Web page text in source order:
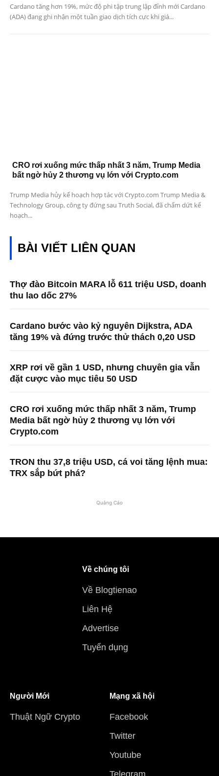
Cardano tăng hơn 19%, mức độ phi tập trung lập đỉnh mới Cardano
(ADA) đang ghi nhận một tuần giao dịch tích cực khi giá...
CRO rơi xuống mức thấp nhất 3 năm, Trump Media
bất ngờ hủy 2 thương vụ lớn với Crypto.com
Trump Media hủy kế hoạch hợp tác với Crypto.com Trump Media &
Technology Group, công ty đứng sau Truth Social, đã chấm dứt kế
hoạch...
BÀI VIẾT LIÊN QUAN
Thợ đào Bitcoin MARA lỗ 611 triệu USD, doanh
thu lao dốc 27%
Cardano bước vào kỷ nguyên Dijkstra, ADA
tăng 19% và đứng trước thử thách 0,20 USD
XRP rơi về gần 1 USD, nhưng chuyên gia vẫn
đặt cược vào mục tiêu 50 USD
CRO rơi xuống mức thấp nhất 3 năm, Trump
Media bất ngờ hủy 2 thương vụ lớn với
Crypto.com
TRON thu 37,8 triệu USD, cá voi tăng lệnh mua:
TRX sắp bứt phá?
Quảng Cáo
Về chúng tôi
Về Blogtienao
Liên Hệ
Advertise
Tuyển dụng
Người Mới
Thuật Ngữ Crypto
Mạng xã hội
Facebook
Twitter
Youtube